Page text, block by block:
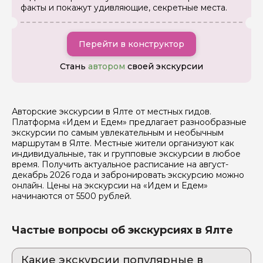
факты и покажут удивляющие, секретные места.
Перейти в конструктор
Стань автором своей экскурсии
Авторские экскурсии в Ялте от местных гидов.
Платформа «Идем и Едем» предлагает разнообразные
экскурсии по самым увлекательным и необычным
маршрутам в Ялте. Местные жители организуют как
индивидуальные, так и групповые экскурсии в любое
время. Получить актуальное расписание на август-
декабрь 2026 года и забронировать экскурсию можно
онлайн. Цены на экскурсии на «Идем и Едем»
начинаются от 5500 рублей.
Частые вопросы об экскурсиях в Ялте
Какие экскурсии популярные в